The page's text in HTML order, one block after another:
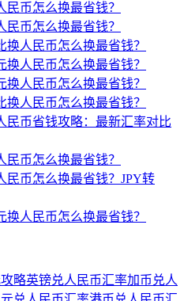
民币怎么换最省钱？
民币怎么换最省钱？
换人民币怎么换最省钱？
换人民币怎么换最省钱？
换人民币怎么换最省钱？
换人民币怎么换最省钱？
民币省钱攻略：最新汇率对比
民币怎么换最省钱？
民币怎么换最省钱？JPY转
换人民币怎么换最省钱？
略英镑兑人民币汇率加币兑人